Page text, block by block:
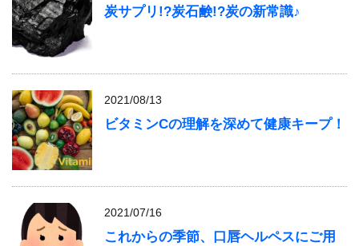
炭サプリ!?炭石鹸!?炭の新常識♪
2021/08/13
ビタミンCの理解を深めて健康キープ！
2021/07/16
これからの季節、口唇ヘルペスにご用